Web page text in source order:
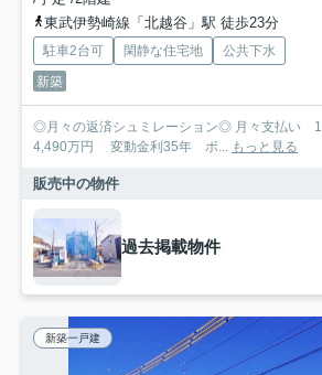
東武伊勢崎線「北越谷」駅 徒歩23分
駐車2台可 閑静な住宅地
公共下水
新築
◎月々の返済シュミレーション◎ 月々支払い 114,090円 借り入れ額
4,490万円 変動金利35年 ボ... もっと見る
販売中の物件
過去掲載物件
新築一戸建